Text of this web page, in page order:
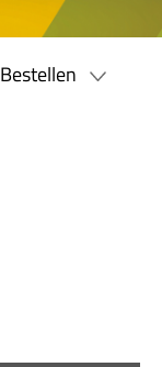
Bestellen